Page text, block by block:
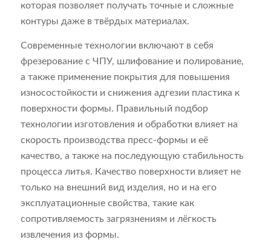
которая позволяет получать точные и сложные
контуры даже в твёрдых материалах.
Современные технологии включают в себя
фрезерование с ЧПУ, шлифование и полирование,
а также применение покрытия для повышения
износостойкости и снижения адгезии пластика к
поверхности формы. Правильный подбор
технологии изготовления и обработки влияет на
скорость производства пресс-формы и её
качество, а также на последующую стабильность
процесса литья. Качество поверхности влияет не
только на внешний вид изделия, но и на его
эксплуатационные свойства, такие как
сопротивляемость загрязнениям и лёгкость
извлечения из формы.